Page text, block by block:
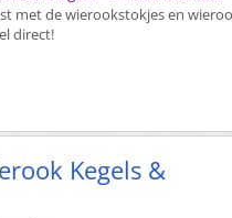
met de wierookstokjes en
direct!
Kegels &